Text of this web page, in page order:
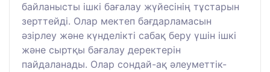
байланысты ішкі бағалау жүйесінің тұстарын
зерттейді. Олар мектеп бағдарламасын
әзірлеу және күнделікті сабақ беру үшін ішкі
және сыртқы бағалау деректерін
пайдаланады. Олар сондай-ақ әлеуметтік-